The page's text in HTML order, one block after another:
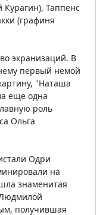
Курагин), Таппенс
(графиня
экранизаций. В
первый немой
"Наташа
еще одна
роль
Ольга
Одри
на
знаменитая
получившая